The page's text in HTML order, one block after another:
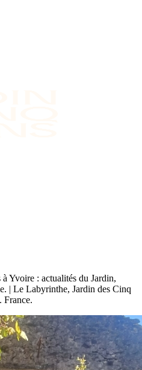
Yvoire : actualités du Jardin,
| Le Labyrinthe, Jardin des Cinq
France.